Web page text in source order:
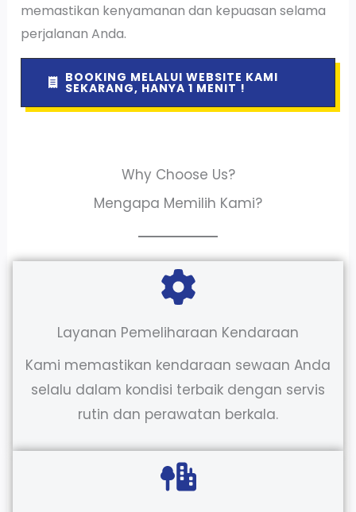
memastikan kenyamanan dan kepuasan selama
perjalanan Anda.
BOOKING MELALUI WEBSITE KAMI
SEKARANG, HANYA 1 MENIT !
Why Choose Us?
Mengapa Memilih Kami?
Layanan Pemeliharaan Kendaraan
Kami memastikan kendaraan sewaan Anda
selalu dalam kondisi terbaik dengan servis
rutin dan perawatan berkala.